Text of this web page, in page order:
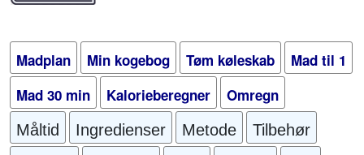
Madplan Min kogebog Tøm køleskab
Mad til 1
Mad 30 min
Kalorieberegner Omregn
Måltid Ingredienser Metode
Tilbehør